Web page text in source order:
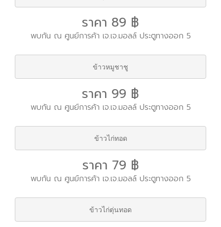
ราคา 89 ฿
พบกัน ณ ศูนย์การค้า เจ.เจ.มอลล์ ประตูทางออก 5
ข้าวหมูชาชู
ราคา 99 ฿
พบกัน ณ ศูนย์การค้า เจ.เจ.มอลล์ ประตูทางออก 5
ข้าวไก่ทอด
ราคา 79 ฿
พบกัน ณ ศูนย์การค้า เจ.เจ.มอลล์ ประตูทางออก 5
ข้าวไก่ตุ่นทอด